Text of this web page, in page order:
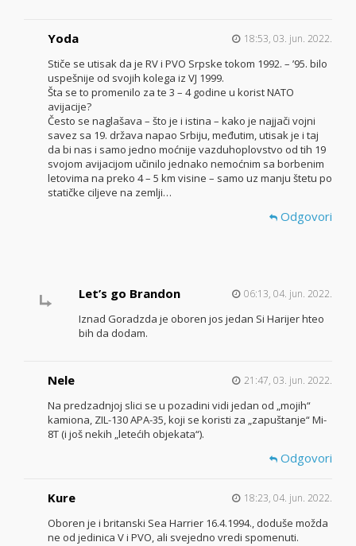
Yoda 18:53, 03. jun. 2022.
Stiče se utisak da je RV i PVO Srpske tokom 1992. – ’95. bilo
uspešnije od svojih kolega iz VJ 1999.
Šta se to promenilo za te 3 – 4 godine u korist NATO
avijacije?
Često se naglašava – što je i istina – kako je najjači vojni
savez sa 19. država napao Srbiju, međutim, utisak je i taj
da bi nas i samo jedno moćnije vazduhoplovstvo od tih 19
svojom avijacijom učinilo jednako nemoćnim sa borbenim
letovima na preko 4 – 5 km visine – samo uz manju štetu po
statičke ciljeve na zemlji…
Odgovori
Let’s go Brandon 06:13, 04. jun. 2022.
Iznad Goradzda je oboren jos jedan Si Harijer hteo
bih da dodam.
Nele 21:47, 03. jun. 2022.
Na predzadnjoj slici se u pozadini vidi jedan od „mojih“
kamiona, ZIL-130 APA-35, koji se koristi za „zapuštanje“ Mi-
8T (i još nekih „letećih objekata“).
Odgovori
Kure 18:23, 04. jun. 2022.
Oboren je i britanski Sea Harrier 16.4.1994., doduše možda
ne od jedinica V i PVO, ali svejedno vredi spomenuti.